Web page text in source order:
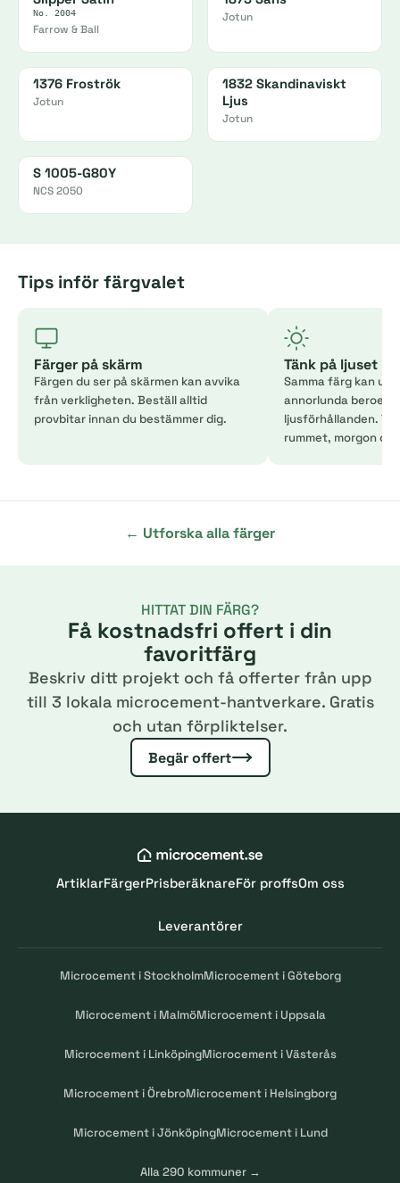
No. 2004
Farrow & Ball
Jotun
1376 Froströk
Jotun
1832 Skandinaviskt
Ljus
Jotun
S 1005-G80Y
NCS 2050
Tips inför färgvalet
Färger på skärm
Färgen du ser på skärmen kan avvika
från verkligheten. Beställ alltid
provbitar innan du bestämmer dig.
Tänk på ljuset
Samma färg kan
annorlunda
ljusförhållanden.
rummet, morgon
← Utforska alla färger
HITTAT DIN FÄRG?
Få kostnadsfri offert i din
favoritfärg
Beskriv ditt projekt och få offerter från upp
till 3 lokala microcement-hantverkare. Gratis
och utan förpliktelser.
Begär offert
ArtiklarFärgerPrisberäknareFör proffsOm oss
Leverantörer
Microcement i StockholmMicrocement i Göteborg
Microcement i MalmöMicrocement i Uppsala
Microcement i LinköpingMicrocement i Västerås
Microcement i ÖrebroMicrocement i Helsingborg
Microcement i JönköpingMicrocement i Lund
Alla 290 kommuner →